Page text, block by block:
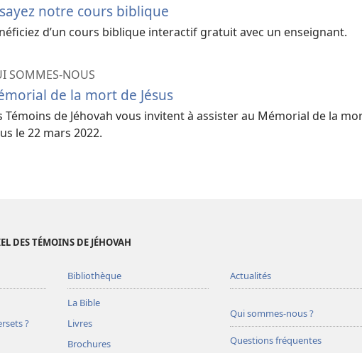
notre cours biblique
d’un cours biblique interactif gratuit avec un enseignant.
SOMMES-NOUS
de la mort de Jésus
Témoins de Jéhovah vous invitent à assister au Mémorial de la
le 22 mars 2022.
DES TÉMOINS DE JÉHOVAH
?
Bibliothèque
La Bible
Livres
Brochures
Actualités
Qui sommes-nous ?
Questions fréquentes